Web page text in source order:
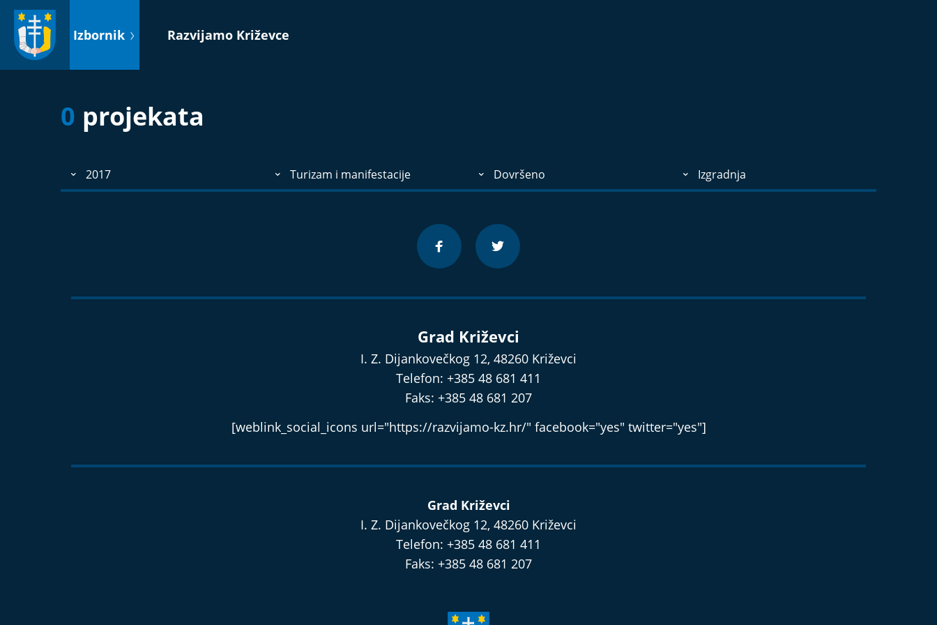
sadržaj
Izbornik Razvijamo Križevce
0 projekata
2017 Turizam i manifestacije Dovršeno Izgradnja
Grad Križevci
I. Z. Dijankovečkog 12, 48260 Križevci
Telefon: +385 48 681 411
Faks: +385 48 681 207
[weblink_social_icons url="https://razvijamo-kz.hr/" facebook="yes" twitter="yes"]
Grad Križevci
I. Z. Dijankovečkog 12, 48260 Križevci
Telefon: +385 48 681 411
Faks: +385 48 681 207